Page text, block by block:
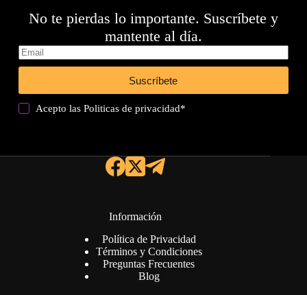
No te pierdas lo importante. Suscríbete y
mantente al día.
Suscríbete
Acepto lasPoliticas de privacidad*
Información
Política de Privacidad
Términos y Condiciones
Preguntas Frecuentes
Blog